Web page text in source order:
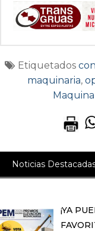
Etiquetados
maquinaria,
Noticias
¡YA